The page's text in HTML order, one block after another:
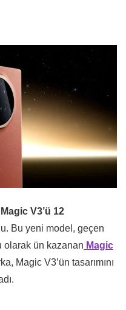
V3’ü 12
Bu yeni model, geçen
olarak ün kazanan Magic
Magic V3’ün tasarımını